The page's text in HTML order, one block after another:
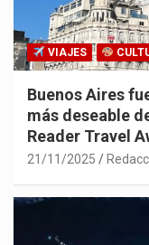
VIAJES
Buenos Aires
más deseable
Reader Travel
21/11/2025